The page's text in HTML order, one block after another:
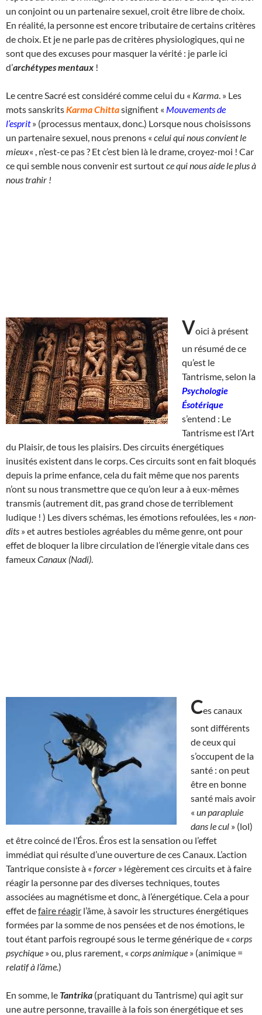
un conjoint ou un partenaire sexuel, croit être libre de choix.
En réalité, la personne est encore tributaire de certains critères
de choix. Et je ne parle pas de critères physiologiques, qui ne
sont que des excuses pour masquer la vérité : je parle ici
d’archétypes mentaux !
Le centre Sacré est considéré comme celui du « Karma . » Les
mots sanskrits Karma Chittasignifient « Mouvements de
l’esprit» (processus mentaux, donc.) Lorsque nous choisissons
un partenaire sexuel, nous prenons « celui qui nous convient le
mieux« , n’est-ce pas ? Et c’est bien là le drame, croyez-moi ! Car
ce qui semble nous convenir est surtoutce qui nous aide le plus à
nous trahir !
Voici à présent
un résumé de ce
qu’est le
Tantrisme, selon la
Psychologie
Ésotérique
s’entend : Le
Tantrisme est l’Art
du Plaisir, de tous les plaisirs. Des circuits énergétiques
inusités existent dans le corps. Ces circuits sont en fait bloqués
depuis la prime enfance, cela du fait même que nos parents
n’ont su nous transmettre que ce qu’on leur a à eux-mêmes
transmis (autrement dit, pas grand chose de terriblement
ludique ! ) Les divers schémas, les émotions refoulées, les « non-
dits » et autres bestioles agréables du même genre, ont pour
effet de bloquer la libre circulation de l’énergie vitale dans ces
fameuxCanaux (Nadi)
Ces canaux
sont différents
de ceux qui
s’occupent de la
santé : on peut
être en bonne
santé mais avoir
« un parapluie
dans le cul » (lol)
et être coincé de l’Éros. Éros est la sensation ou l’effet
immédiat qui résulte d’une ouverture de ces Canaux. L’action
Tantrique consiste à « forcer » légèrement ces circuits et à faire
réagir la personne par des diverses techniques, toutes
associées au magnétisme et donc, à l’énergétique. Cela a pour
effet defaire réagir l’âme, à savoir les structures énergétiques
formées par la somme de nos pensées et de nos émotions, le
tout étant parfois regroupé sous le terme générique de « corps
psychique » ou, plus rarement, « corps animique » (animique =
relatif à l’âme.)
En somme, le Tantrika (pratiquant du Tantrisme) qui agit sur
une autre personne, travaille à la fois son énergétique et ses